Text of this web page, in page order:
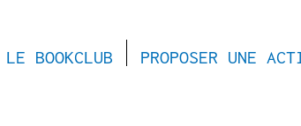
LE BOOKCLUB PROPOSER UNE